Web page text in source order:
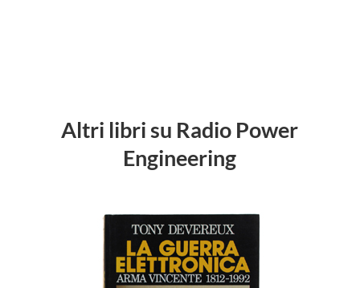
Altri libri su Radio Power
Engineering